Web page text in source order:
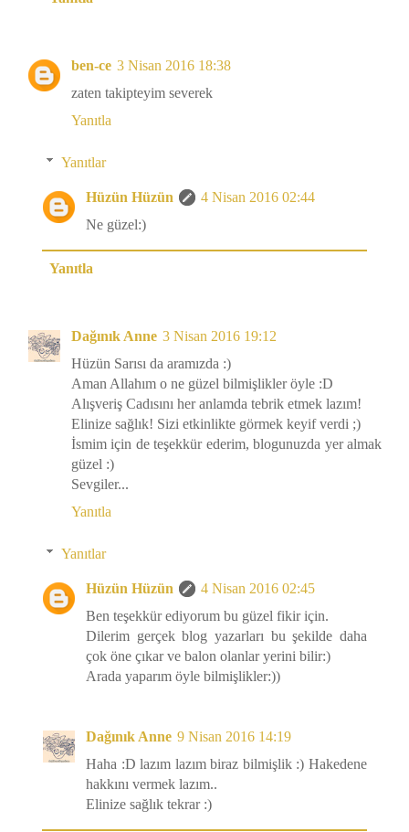
ben-ce 3 Nisan 2016 18:38
zaten takipteyim severek
Yanıtla
Yanıtlar
Hüzün Hüzün
4 Nisan 2016 02:44
Ne güzel:)
Yanıtla
Dağınık Anne 3 Nisan 2016 19:12
Hüzün Sarısı da aramızda :)
Aman Allahım o ne güzel bilmişlikler öyle :D
Alışveriş Cadısını her anlamda tebrik etmek lazım!
Elinize sağlık! Sizi etkinlikte görmek keyif verdi ;)
İsmim için de teşekkür ederim, blogunuzda yer almak
güzel :)
Sevgiler...
Yanıtla
Yanıtlar
Hüzün Hüzün
4 Nisan 2016 02:45
Ben teşekkür ediyorum bu güzel fikir için.
Dilerim gerçek blog yazarları bu şekilde daha
çok öne çıkar ve balon olanlar yerini bilir:)
Arada yaparım öyle bilmişlikler:))
Dağınık Anne 9 Nisan 2016 14:19
Haha :D lazım lazım biraz bilmişlik :) Hakedene
hakkını vermek lazım..
Elinize sağlık tekrar :)